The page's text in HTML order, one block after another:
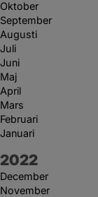
Oktober
September
Augusti
Juli
Juni
Maj
April
Mars
Februari
Januari
År:
2022
December
November